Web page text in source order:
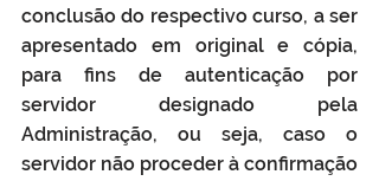
conclusão do respectivo curso, a ser
apresentado em original e cópia,
para fins de autenticação por
servidor designado pela
Administração, ou seja, caso o
servidor não proceder à confirmação